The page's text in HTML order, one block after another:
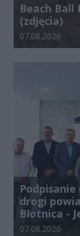
Beach Ball
(zdjęcia)
Data dodania
07.08.2026
drogi
Błotnica -
Data dodania
07.08.2026